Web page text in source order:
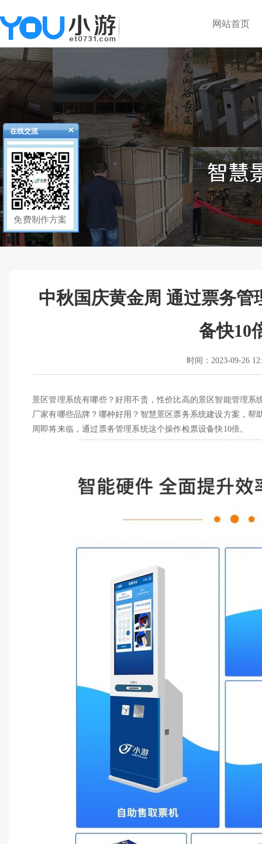
网站首页
中秋国庆黄金周 通过票务管
备快10
时间：2023-09-26
景区管理系统有哪些？好用不贵，性价比高的景区智能管理系
厂家有哪些品牌？哪种好用？智慧景区票务系统建设方案，
周即将来临，通过票务管理系统这个操作检票设备快10倍。
在线交流
免费制作方案